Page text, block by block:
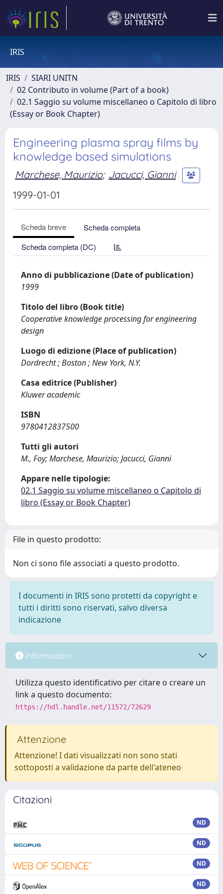
IRIS
IRIS
SIARI UNITN
02 Contributo in volume (Part of a book)
02.1 Saggio su volume miscellaneo o Capitolo di libro
(Essay or Book Chapter)
Engineering plasma spray films by
knowledge based simulations
Marchese, Maurizio; Jacucci, Gianni
1999-01-01
Scheda breve
Scheda completa
Scheda completa (DC)
Anno di pubblicazione (Date of publication)
1999
Titolo del libro (Book title)
Cooperative knowledge processing for engineering
design
Luogo di edizione (Place of publication)
Dordrecht ; Boston ; New York, N.Y.
Casa editrice (Publisher)
Kluwer academic
ISBN
9780412837500
Tutti gli autori
M., Foy; Marchese, Maurizio; Jacucci, Gianni
Appare nelle tipologie:
02.1 Saggio su volume miscellaneo o Capitolo di
libro (Essay or Book Chapter)
File in questo prodotto:
Non ci sono file associati a questo prodotto.
I documenti in IRIS sono protetti da copyright e
tutti i diritti sono riservati, salvo diversa
indicazione
Informazioni
Utilizza questo identificativo per citare o creare un
link a questo documento:
https://hdl.handle.net/11572/72629
Attenzione
Attenzione! I dati visualizzati non sono stati
sottoposti a validazione da parte dell'ateneo
Citazioni
ND
ND
ND
ND